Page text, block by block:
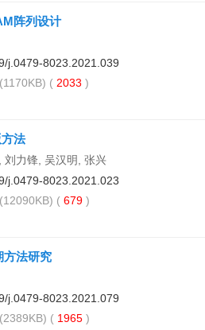
阵列设计
j.0479-8023.2021.039
(1170KB) ( 2033 )
法
刘力锋, 吴汉明, 张兴
j.0479-8023.2021.023
(12090KB) ( 679 )
方法研究
j.0479-8023.2021.079
(2389KB) ( 1965 )